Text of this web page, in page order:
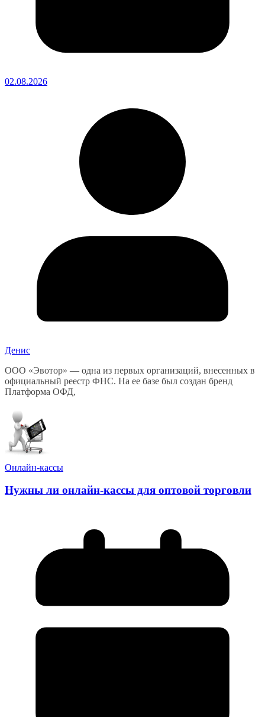
02.08.2026
Денис
ООО «Эвотор» — одна из первых организаций, внесенных в
официальный реестр ФНС. На ее базе был создан бренд
Платформа ОФД,
Онлайн-кассы
Нужны ли онлайн-кассы для оптовой торговли